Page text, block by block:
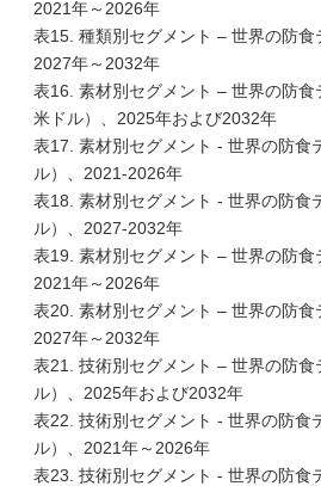
2021年～2026年
表15. 種類別セグメント – 世界の防食
2027年～2032年
表16. 素材別セグメント – 世界の防
米ドル）、2025年および2032年
表17. 素材別セグメント - 世界の防食
ル）、2021-2026年
表18. 素材別セグメント - 世界の防食
ル）、2027-2032年
表19. 素材別セグメント – 世界の防食
2021年～2026年
表20. 素材別セグメント – 世界の防食
2027年～2032年
表21. 技術別セグメント – 世界の防食
ル）、2025年および2032年
表22. 技術別セグメント - 世界の防食
ル）、2021年～2026年
表23. 技術別セグメント - 世界の防食